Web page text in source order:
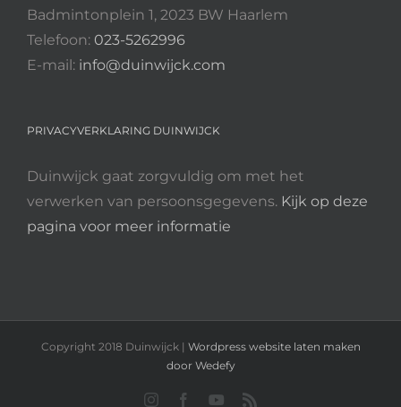
Badmintonplein 1, 2023 BW Haarlem
Telefoon: 023-5262996
E-mail: info@duinwijck.com
PRIVACYVERKLARING DUINWIJCK
Duinwijck gaat zorgvuldig om met het
verwerken van persoonsgegevens. Kijk op deze
pagina voor meer informatie
Copyright 2018 Duinwijck | Wordpress website laten maken
door Wedefy
InstagramFacebookYouTube